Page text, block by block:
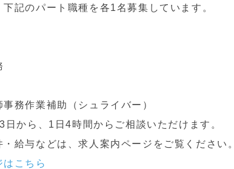
記のパート職種を各1名募集しています。
務作業補助（シュライバー）
日から、1日4時間からご相談いただけます。
給与などは、求人案内ページをご覧ください。
こちら